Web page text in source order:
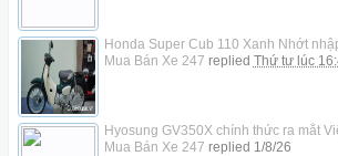
Honda Super Cub 110 Xanh Nhớt
Mua Bán Xe 247 replied Thứ tư lúc
Hyosung GV350X chính thức ra mắt
Mua Bán Xe 247 replied 1/8/26